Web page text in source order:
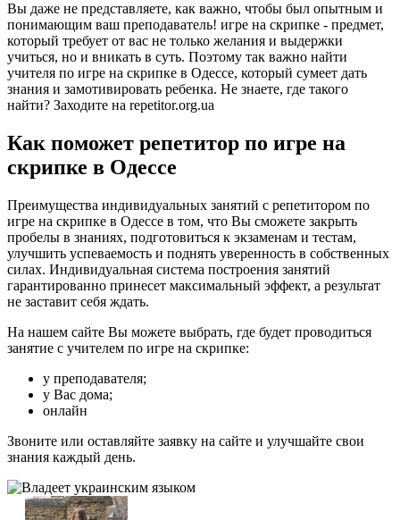
Вы даже не представляете, как важно, чтобы был опытным и
понимающим ваш преподаватель! игре на скрипке - предмет,
который требует от вас не только желания и выдержки
учиться, но и вникать в суть. Поэтому так важно найти
учителя по игре на скрипке в Одессе, который сумеет дать
знания и замотивировать ребенка. Не знаете, где такого
найти? Заходите на repetitor.org.ua
Как поможет репетитор по игре на
скрипке в Одессе
Преимущества индивидуальных занятий с репетитором по
игре на скрипке в Одессе в том, что Вы сможете закрыть
пробелы в знаниях, подготовиться к экзаменам и тестам,
улучшить успеваемость и поднять уверенность в собственных
силах. Индивидуальная система построения занятий
гарантированно принесет максимальный эффект, а результат
не заставит себя ждать.
На нашем сайте Вы можете выбрать, где будет проводиться
занятие с учителем по игре на скрипке:
у преподавателя;
у Вас дома;
онлайн
Звоните или оставляйте заявку на сайте и улучшайте свои
знания каждый день.